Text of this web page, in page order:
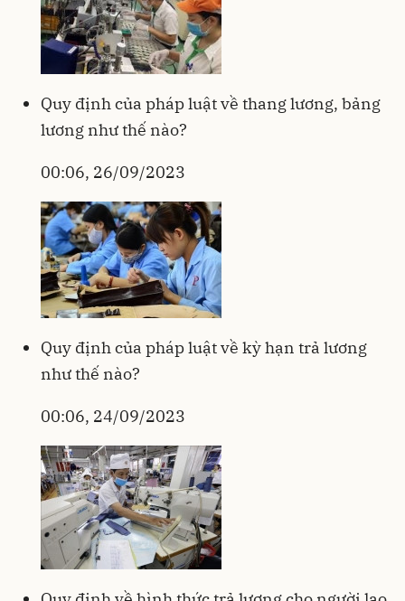
Quy định của pháp luật về thang lương, bảng
lương như thế nào?
00:06, 26/09/2023
Quy định của pháp luật về kỳ hạn trả lương
như thế nào?
00:06, 24/09/2023